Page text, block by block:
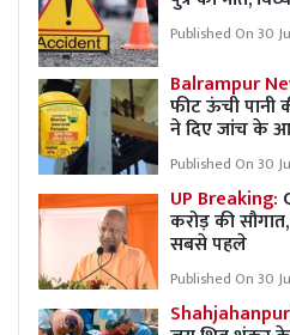
Published On 30
Balrampur
फीट ऊंची पानी
ने दिए जांच के
Published On 30
UP Breaking:
करोड़ की
सबसे पहले
Published On 30